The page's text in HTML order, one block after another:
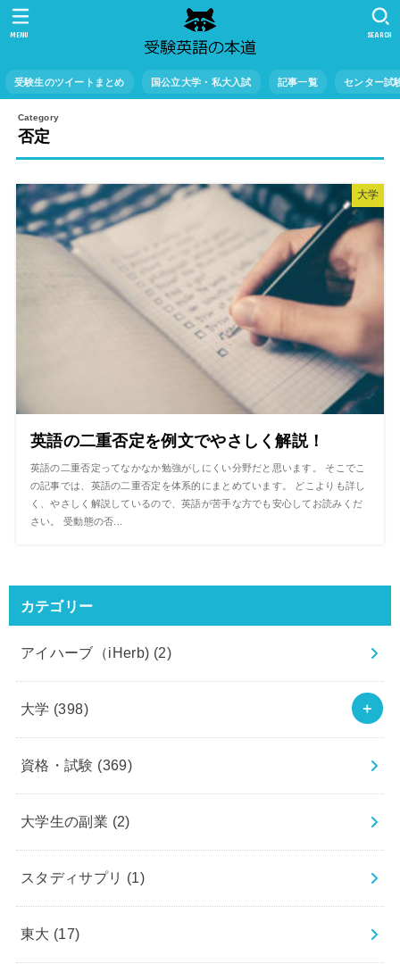
受験生のツイートまとめ 国公立大学・私大入試 記事一覧 センター試
SEARCH
MENU
否定
大学
英語の二重否定を例文でやさしく解説！
英語の二重否定ってなかなか勉強がしにくい分野だと思います。 そこでこ
の記事では、英語の二重否定を体系的にまとめています。 どこよりも詳し
く、やさしく解説しているので、英語が苦手な方でも安心してお読みくだ
さい。 受動態の否...
カテゴリー
アイハーブ（iHerb) (2)
大学 (398)
資格・試験 (369)
大学生の副業 (2)
スタディサプリ (1)
東大 (17)